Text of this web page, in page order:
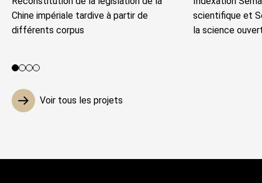
Voir tous les projets
Chine impériale tardive à partir de
différents corpus
scientifique et
la science
Voir le projet 1
Voir le projet 2
Voir le projet 3
Voir le projet 4